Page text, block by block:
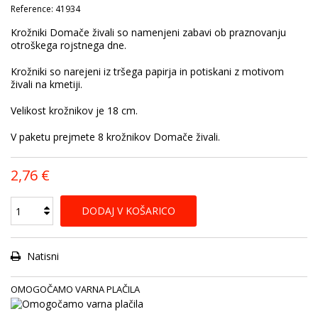
Reference: 41934
Krožniki Domače živali so namenjeni zabavi ob praznovanju
otroškega rojstnega dne.
Krožniki so narejeni iz tršega papirja in potiskani z motivom
živali na kmetiji.
Velikost krožnikov je 18 cm.
V paketu prejmete 8 krožnikov Domače živali.
2,76 €
DODAJ V KOŠARICO
Natisni
OMOGOČAMO VARNA PLAČILA